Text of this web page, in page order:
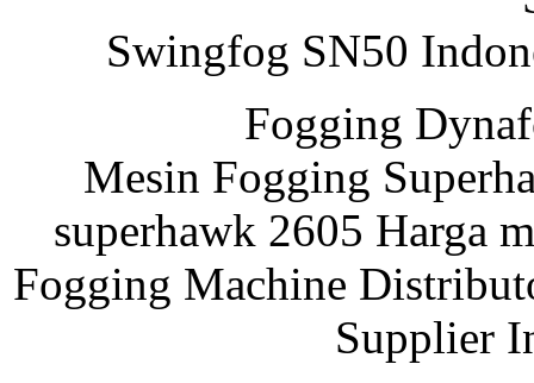
Swingfog SN50
Fogging
Mesin Fogging
superhawk 2605 Harga
Fogging Machine
Supplier